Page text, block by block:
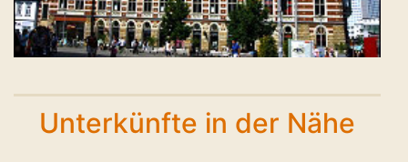
Unterkünfte in der Nähe